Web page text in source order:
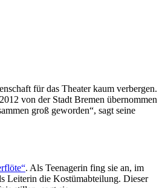
für das Theater kaum verbergen.
von der Stadt Bremen übernommen
groß geworden“, sagt seine
. Als Teenagerin fing sie an, im
Leiterin die Kostümabteilung. Dieser